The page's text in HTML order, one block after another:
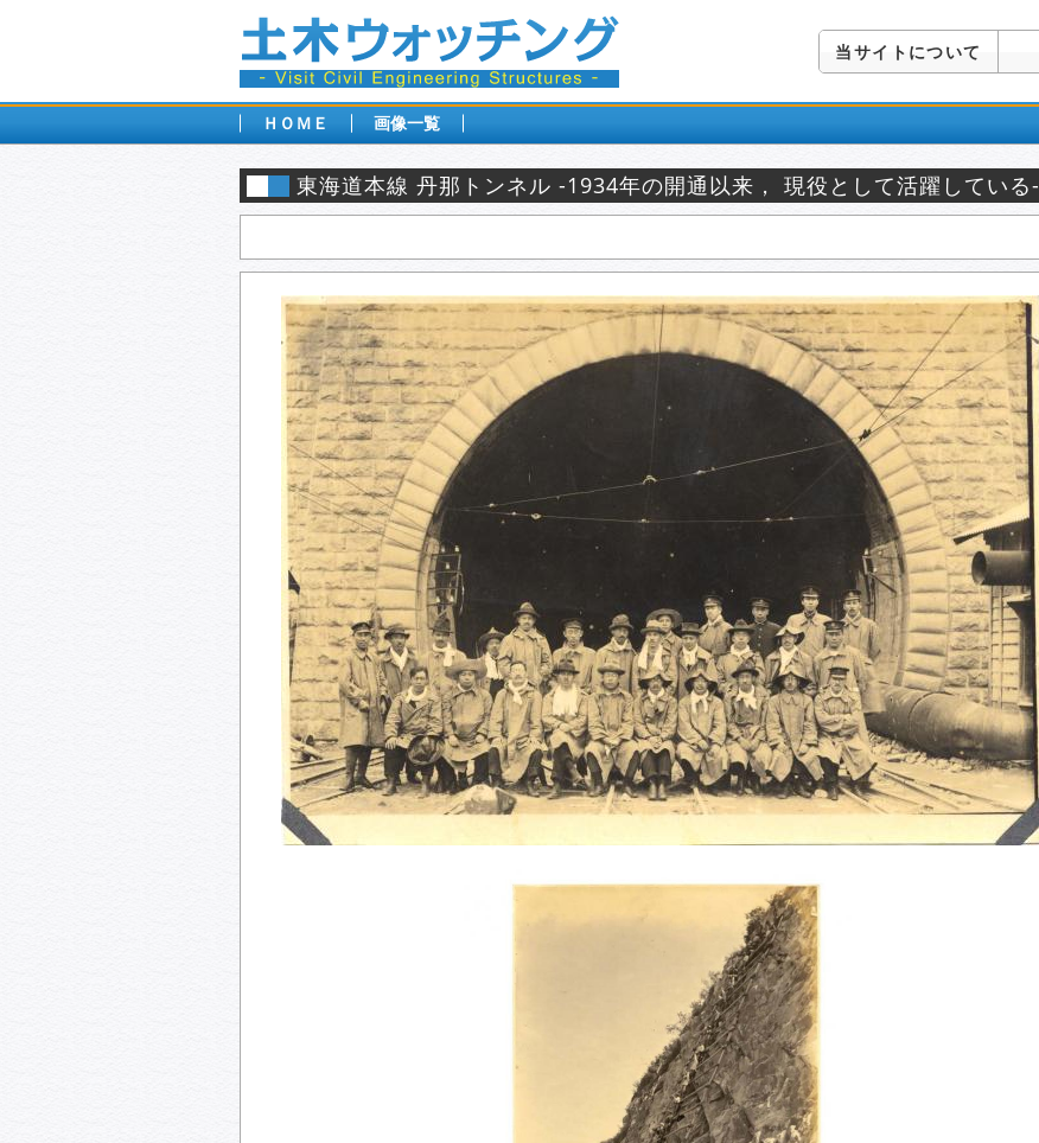
当サイトについて
ＨＯＭＥ 画像一覧
東海道本線 丹那トンネル -1934年の開通以来， 現役として活躍している-